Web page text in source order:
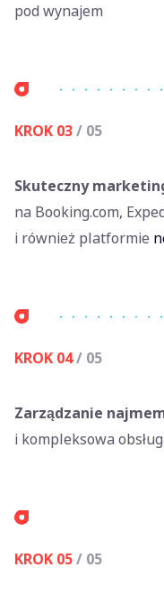
pod wynajem
KROK 03/ 05
Skuteczny
na Booking.com,
i również platformie
KROK 04/ 05
Zarządzanie
i kompleksowa
KROK 05/ 05